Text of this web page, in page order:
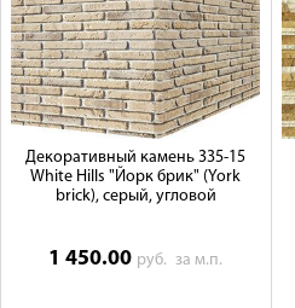
Декоративный камень 335-15
White Hills "Йорк брик" (York
brick), серый, угловой
1 450.00 руб.за м.п.